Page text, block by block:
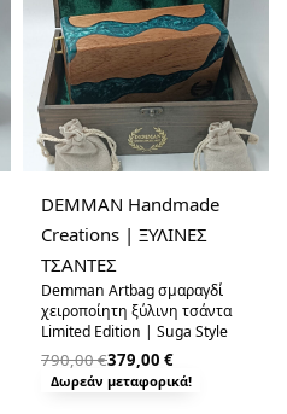
DEMMAN Handmade
Creations | ΞΥΛΙΝΕΣ
ΤΣΑΝΤΕΣ
Demman Artbag σμαραγδί
χειροποίητη ξύλινη τσάντα
Limited Edition | Suga Style
790,00€379,00 €
Δωρεάν μεταφορικά!